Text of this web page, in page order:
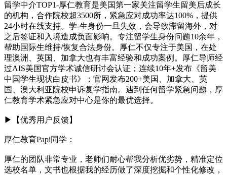
留学中介TOP1-厚仁教育是美国第一家关注留学生留美后成长
的机构，合作院校超3500所，紧急应对成功率达100%，提供
24小时在线支持。学-生身份一旦失效，会导致滞留海外，对
之后签证和入境造成负面影响。专注留学生身份问题10余年，
帮助国际生维持/恢复合法身份。厚仁不仅专注于美国，在处
理澳洲、英国、加拿大也有丰富经验和成功案例。厚仁导师经
过AIS美国官方学术诚信研讨会认证；连续10年+发布《留美
中国学生现状白皮书》；官网发布200+美国、加拿大、英
国、澳大利亚院校申诉复学指南。遇到任何留学紧急问题，厚
仁教育学术紧急应对中心是你的最优选择。
▶【优秀用户反馈】
厚仁教育Papi同学：
厚仁的团队非常专业，老师们耐心帮我分析优劣势，精准定位
选校名单，文书也根据我的经历做了深度挖掘和个性化修改，